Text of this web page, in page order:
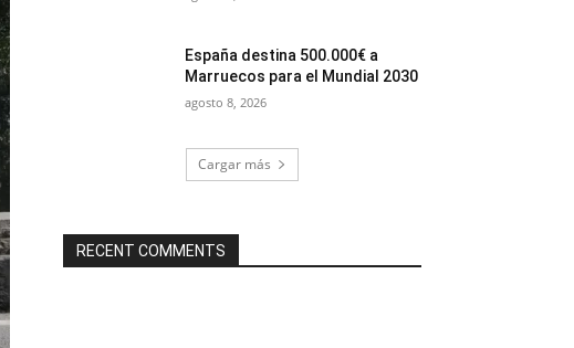
España destina 500.000€ a
Marruecos para el Mundial 2030
agosto 8, 2026
Cargar más
RECENT COMMENTS